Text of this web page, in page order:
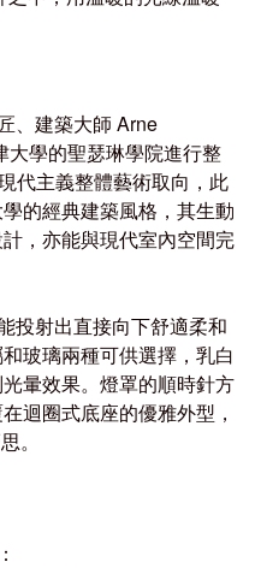
、建築大師 Arne
大學的聖瑟琳學院進行整
代主義整體藝術取向，此
的經典建築風格，其生動
，亦能與現代室內空間完
投射出直接向下舒適柔和
玻璃兩種可供選擇，乳白
暈效果。燈罩的順時針方
迴圈式底座的優雅外型，
。
：